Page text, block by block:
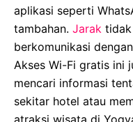
aplikasi seperti
tambahan. Jarak tidak
berkomunikasi
Akses Wi-Fi gratis ini
mencari informasi
sekitar hotel atau
atraksi wisata di